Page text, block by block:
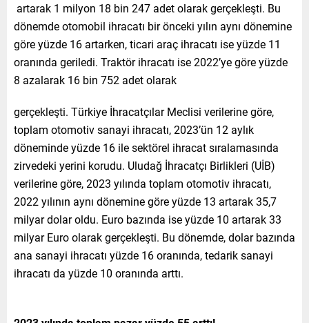
artarak 1 milyon 18 bin 247 adet olarak gerçekleşti. Bu
dönemde otomobil ihracatı bir önceki yılın aynı dönemine
göre yüzde 16 artarken, ticari araç ihracatı ise yüzde 11
oranında geriledi. Traktör ihracatı ise 2022’ye göre yüzde
8 azalarak 16 bin 752 adet olarak
gerçekleşti. Türkiye İhracatçılar Meclisi verilerine göre,
toplam otomotiv sanayi ihracatı, 2023’ün 12 aylık
döneminde yüzde 16 ile sektörel ihracat sıralamasında
zirvedeki yerini korudu. Uludağ İhracatçı Birlikleri (UİB)
verilerine göre, 2023 yılında toplam otomotiv ihracatı,
2022 yılının aynı dönemine göre yüzde 13 artarak 35,7
milyar dolar oldu. Euro bazında ise yüzde 10 artarak 33
milyar Euro olarak gerçekleşti. Bu dönemde, dolar bazında
ana sanayi ihracatı yüzde 16 oranında, tedarik sanayi
ihracatı da yüzde 10 oranında arttı.